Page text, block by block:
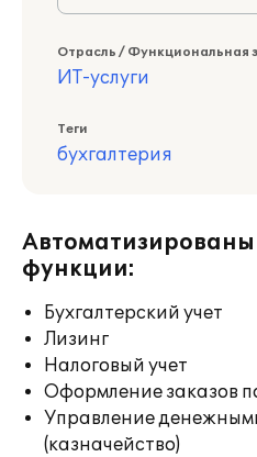
Отрасль / Функциональная
ИТ-услуги
Теги
бухгалтерия
функции:
Бухгалтерский учет
Лизинг
Налоговый учет
Оформление заказов
Управление
(казначейство)